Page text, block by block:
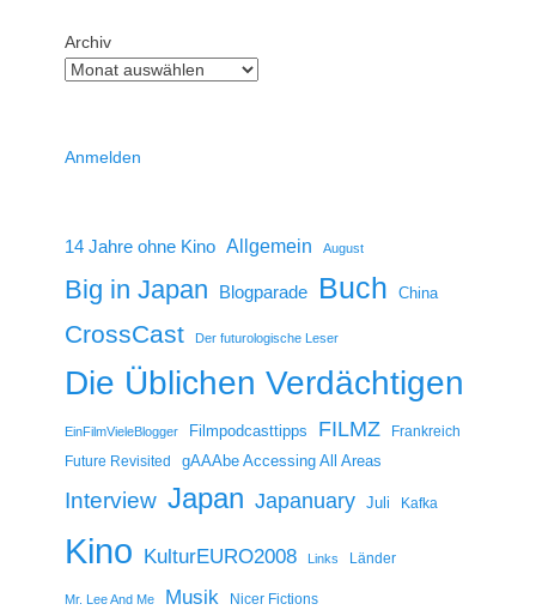
Archiv
Anmelden
14 Jahre ohne Kino Allgemein August
Big in Japan Blogparade Buch China
CrossCast Der futurologische Leser
Die Üblichen Verdächtigen
EinFilmVieleBlogger Filmpodcasttipps FILMZ
Frankreich
Future Revisited
gAAAbe Accessing All Areas
Interview Japan Japanuary Juli Kafka
Kino KulturEURO2008 Links Länder
Mr. Lee And Me Musik Nicer Fictions